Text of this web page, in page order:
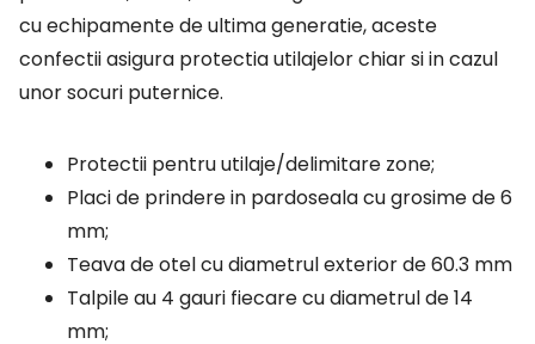
cu echipamente de ultima generatie, aceste
confectii asigura protectia utilajelor chiar si in cazul
unor socuri puternice.
Protectii pentru utilaje/delimitare zone;
Placi de prindere in pardoseala cu grosime de 6
mm;
Teava de otel cu diametrul exterior de 60.3 mm
Talpile au 4 gauri fiecare cu diametrul de 14
mm;